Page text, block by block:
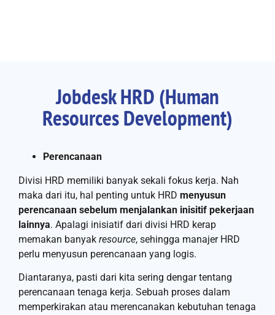
Jobdesk HRD (Human
Resources Development)
Perencanaan
Divisi HRD memiliki banyak sekali fokus kerja. Nah
maka dari itu, hal penting untuk HRD menyusun
perencanaan sebelum menjalankan inisitif pekerjaan
lainnya. Apalagi inisiatif dari divisi HRD kerap
memakan banyak resource, sehingga manajer HRD
perlu menyusun perencanaan yang logis.
Diantaranya, pasti dari kita sering dengar tentang
perencanaan tenaga kerja. Sebuah proses dalam
memperkirakan atau merencanakan kebutuhan tenaga